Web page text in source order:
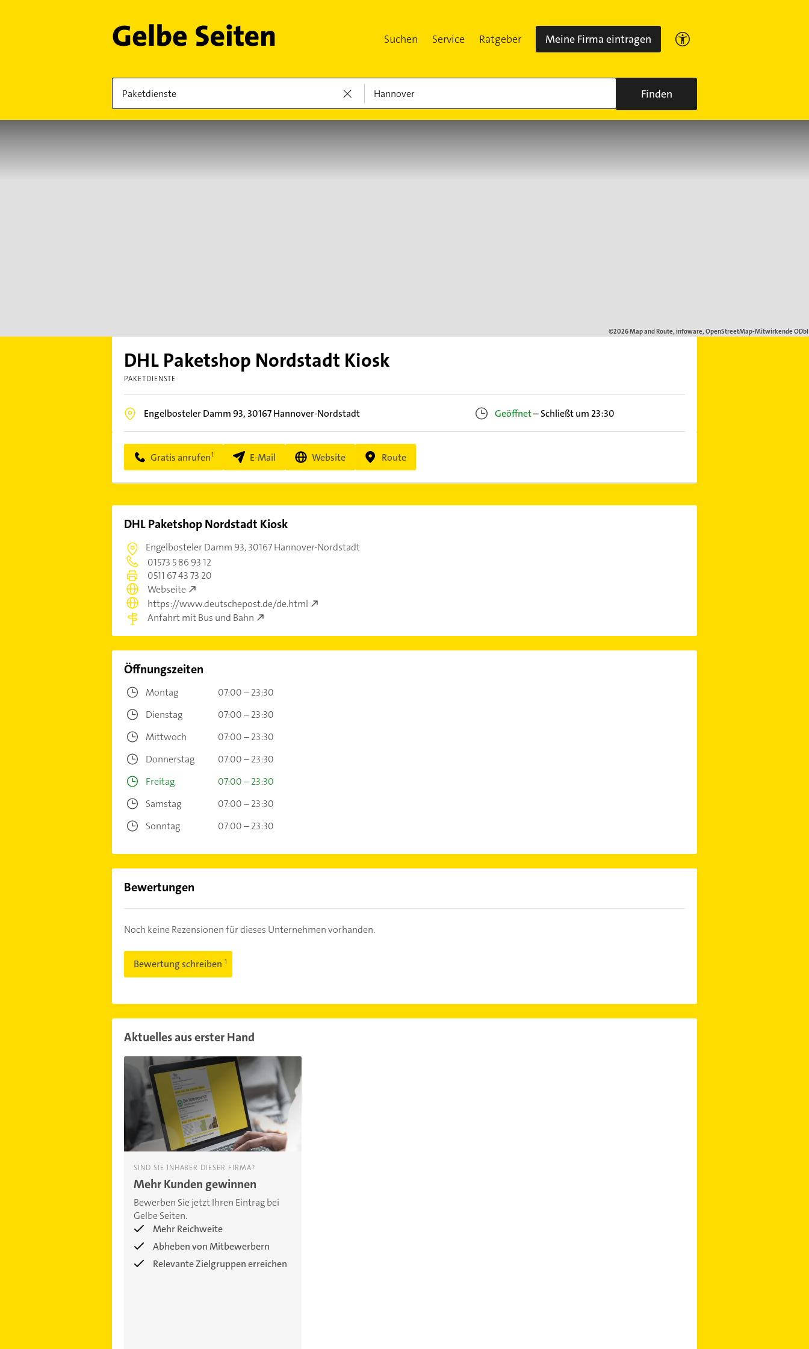
Suchen Service Ratgeber Meine Firma eintragen
Finden
DHL Paketshop Nordstadt Kiosk
PAKETDIENSTE
Engelbosteler Damm 93, 30167Hannover-Nordstadt Geöffnet–Schließt um 23:30
Gratis anrufen E-Mail Website Route
DHL Paketshop Nordstadt Kiosk
Engelbosteler Damm 93,30167 Hannover-Nordstadt
01573 5 86 93 12
0511 67 43 73 20
Webseite
https://www.deutschepost.de/de.html
Anfahrt mit Bus und Bahn
Öffnungszeiten
Montag
07:00 – 23:30
Dienstag
07:00 – 23:30
Mittwoch
07:00 – 23:30
Donnerstag
07:00 – 23:30
Freitag
07:00 – 23:30
Samstag
07:00 – 23:30
Sonntag
07:00 – 23:30
Bewertungen
Noch keine Rezensionen für dieses Unternehmen vorhanden.
Bewertung schreiben
Aktuelles aus erster Hand
SIND SIE INHABER DIESER FIRMA?
Mehr Kunden gewinnen
Bewerben Sie jetzt Ihren Eintrag bei
Gelbe Seiten.
Mehr Reichweite
Abheben von Mitbewerbern
Relevante Zielgruppen erreichen